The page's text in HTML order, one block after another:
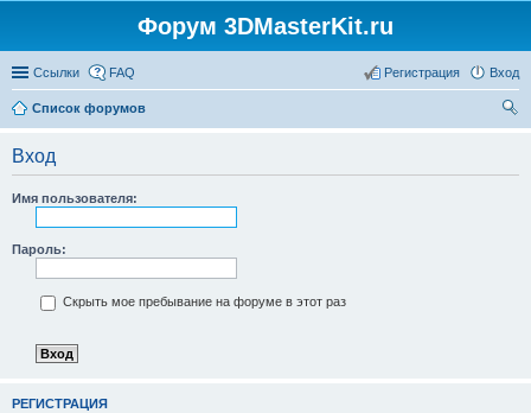
Форум 3DMasterKit.ru
Ссылки FAQ Вход
Регистрация
Список форумов
Вход
Имя пользователя:
Пароль:
Скрыть мое пребывание на форуме в этот раз
РЕГИСТРАЦИЯ